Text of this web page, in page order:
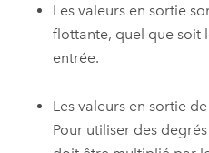
Les valeurs en sortie
flottante, quel que soit
entrée.
Les valeurs en sortie
Pour utiliser des